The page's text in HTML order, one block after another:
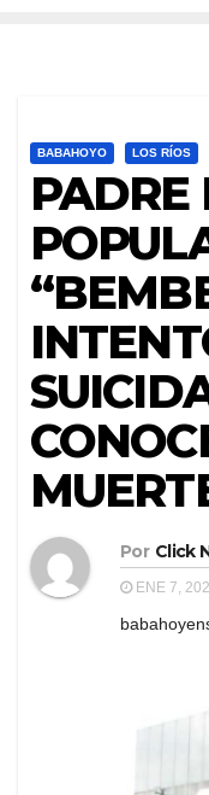
BABAHOYO LOS RÍOS
PADRE
Por Click
ENE 7,